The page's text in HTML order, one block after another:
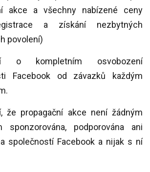
akce a všechny nabízené ceny
a získání nezbytných
povolení)
o kompletním osvobození
Facebook od závazků každým
že propagační akce není žádným
sponzorována, podporována ani
společností Facebook a nijak s ní